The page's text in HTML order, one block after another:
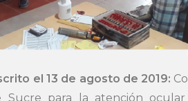
el 13 de agosto de 2019:
Sucre para la atención ocular